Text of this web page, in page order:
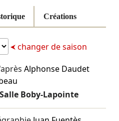
Créations
changer de saison
Alphonse Daudet
Salle Boby-Lapointe